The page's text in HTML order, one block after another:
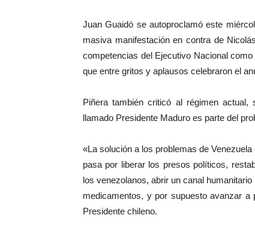
Juan Guaidó se autoproclamó este
masiva manifestación en contra de
competencias del Ejecutivo Nacional
que entre gritos y aplausos celebraron el
Piñera también criticó al régimen
llamado Presidente Maduro es parte del
«La solución a los problemas de
pasa por liberar los presos políticos,
los venezolanos, abrir un canal
medicamentos, y por supuesto avanzar a
Presidente chileno.